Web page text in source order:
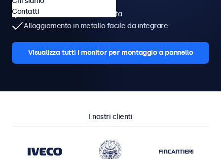
Integrazione facile e veloce
Nessuna ventilazione richiesta
Alloggiamento in metallo facile da integrare
Visualizza tutti i monitor per montaggio a pannello
I nostri clienti
Contatti